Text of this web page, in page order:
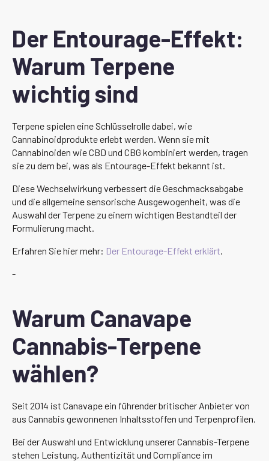
Der Entourage-Effekt:
Warum Terpene
wichtig sind
Terpene spielen eine Schlüsselrolle dabei, wie
Cannabinoidprodukte erlebt werden. Wenn sie mit
Cannabinoiden wie CBD und CBG kombiniert werden, tragen
sie zu dem bei, was als Entourage-Effekt bekannt ist.
Diese Wechselwirkung verbessert die Geschmacksabgabe
und die allgemeine sensorische Ausgewogenheit, was die
Auswahl der Terpene zu einem wichtigen Bestandteil der
Formulierung macht.
Erfahren Sie hier mehr: Der Entourage-Effekt erklärt.
-
Warum Canavape
Cannabis-Terpene
wählen?
Seit 2014 ist Canavape ein führender britischer Anbieter von
aus Cannabis gewonnenen Inhaltsstoffen und Terpenprofilen.
Bei der Auswahl und Entwicklung unserer Cannabis-Terpene
stehen Leistung, Authentizität und Compliance im